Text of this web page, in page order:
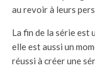
au revoir à leurs
La fin de la série est
elle est aussi un
réussi à créer une